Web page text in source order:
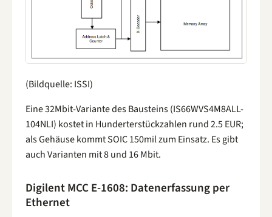
(Bildquelle: ISSI)
Eine 32Mbit-Variante des Bausteins (IS66WVS4M8ALL-
104NLI) kostet in Hunderterstückzahlen rund 2.5 EUR;
als Gehäuse kommt SOIC 150mil zum Einsatz. Es gibt
auch Varianten mit 8 und 16 Mbit.
Digilent MCC E-1608: Datenerfassung per
Ethernet